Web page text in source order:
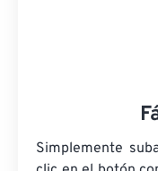
Simplemente